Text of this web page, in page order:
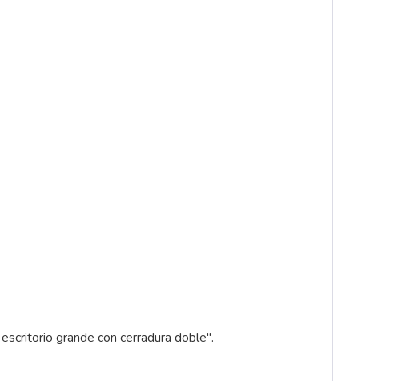
grande con cerradura doble".